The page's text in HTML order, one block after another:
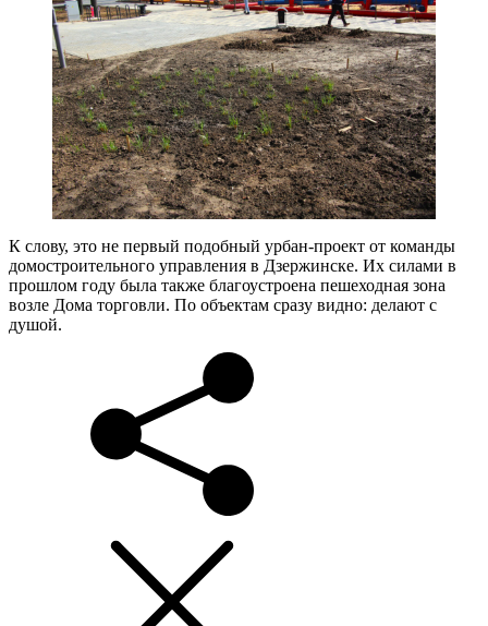
К слову, это не первый подобный урбан-проект от команды
домостроительного управления в Дзержинске. Их силами в
прошлом году была также благоустроена пешеходная зона
возле Дома торговли. По объектам сразу видно: делают с
душой.